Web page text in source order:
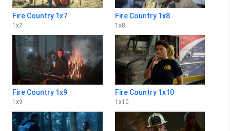
Fire Country 1x7
1 x7
Fire Country 1x8
1 x8
Fire Country 1x9
1 x9
Fire Country 1x10
1 x10